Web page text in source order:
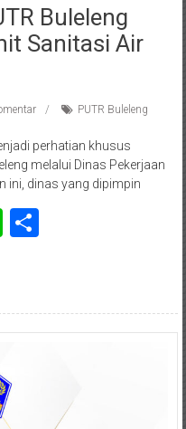
Buleleng
Sanitasi Air
PUTR Buleleng
perhatian khusus
melalui Dinas Pekerjaan
ini, dinas yang dipimpin
LineShare